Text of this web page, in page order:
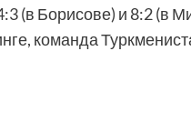
(в Борисове) и 8:2 (в
команда